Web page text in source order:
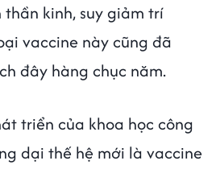
kinh, suy giảm trí
vaccine này cũng đã
đây hàng chục năm.
triển của khoa học công
dại thế hệ mới là vaccine